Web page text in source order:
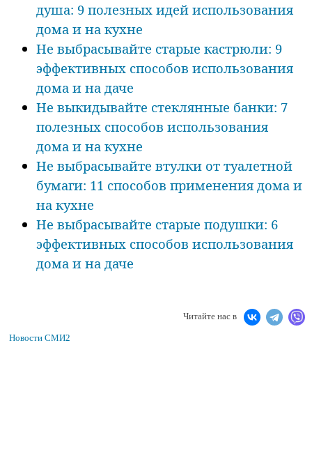
душа: 9 полезных идей использования
дома и на кухне
Не выбрасывайте старые кастрюли: 9
эффективных способов использования
дома и на даче
Не выкидывайте стеклянные банки: 7
полезных способов использования
дома и на кухне
Не выбрасывайте втулки от туалетной
бумаги: 11 способов применения дома и
на кухне
Не выбрасывайте старые подушки: 6
эффективных способов использования
дома и на даче
Читайте нас в
Новости СМИ2